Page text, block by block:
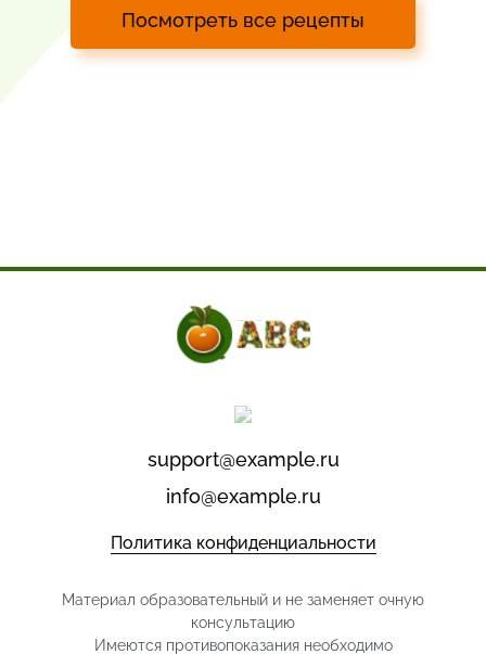
Посмотреть все рецепты
support@example.ru
info@example.ru
Политика конфиденциальности
Материал образовательный и не заменяет очную
консультацию
Имеются противопоказания необходимо